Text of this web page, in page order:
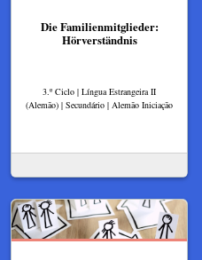
Die Familienmitglieder:
Hörverständnis
3.º Ciclo | Língua Estrangeira II
(Alemão) | Secundário | Alemão Iniciação